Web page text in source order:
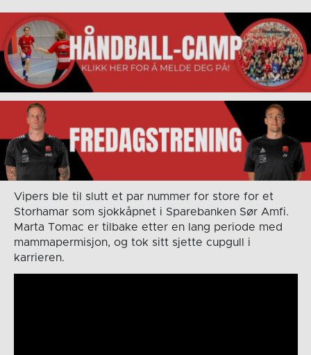
Vipers ble til slutt et par nummer for store for et
Storhamar som sjokkåpnet i Sparebanken Sør Amfi.
Marta Tomac er tilbake etter en lang periode med
mammapermisjon, og tok sitt sjette cupgull i
karrieren.